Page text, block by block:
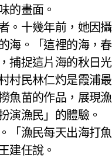
的畫面。
。十幾年前，她因
海。「這裡的海，
捕捉這片海的秋日光
村民林仁灼是霞浦
魚苗的作品，展現
演漁民」的體驗。
「漁民每天出海打
建任說。